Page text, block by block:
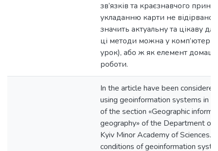
зв’язків та краєзнавчого
укладанню карти не відірваної
значить актуальну та цікаву
ці методи можна у
урок), або ж як елемент
роботи.
In the article have been
using geoinformation systems in
of the section «Geographic
geography» of the Department of
Kyiv Minor Academy of Sciences.
conditions of geoinformation